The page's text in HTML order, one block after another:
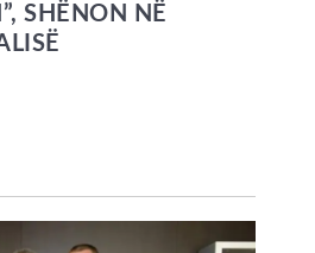
SHËNON NË